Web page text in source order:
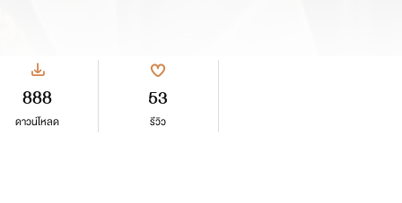
888
ดาวน์โหลด
53
รีวิว